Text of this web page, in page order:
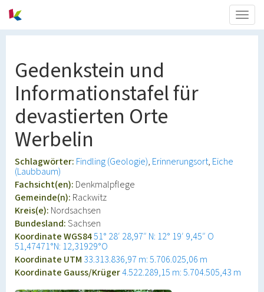
Gedenkstein und
Informationstafel für
devastierten Orte
Werbelin
Schlagwörter: Findling (Geologie) Erinnerungsort Eiche
(Laubbaum)
Fachsicht(en): Denkmalpflege
Gemeinde(n): Rackwitz
Kreis(e): Nordsachsen
Bundesland:Sachsen
Koordinate WGS8451° 28′ 28,97″ N: 12° 19′ 9,45″ O
51,47471°N: 12,31929°O
Koordinate UTM 33.313.836,97 m: 5.706.025,06 m
Koordinate Gauss/Krüger4.522.289,15 m: 5.704.505,43 m